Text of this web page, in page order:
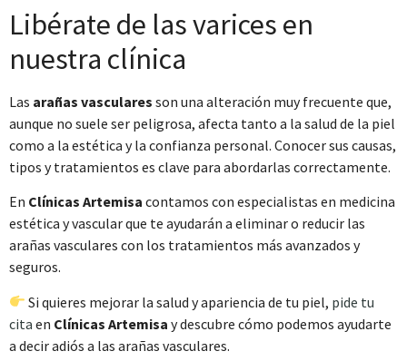
Preferencias
Estadística
Marketing
Permitir todas
Denegar
Libérate de las varices en
nuestra clínica
Las arañas vasculares son una alteración muy frecuente que,
aunque no suele ser peligrosa, afecta tanto a la salud de la piel
como a la estética y la confianza personal. Conocer sus causas,
tipos y tratamientos es clave para abordarlas correctamente.
En Clínicas Artemisa contamos con especialistas en medicina
estética y vascular que te ayudarán a eliminar o reducir las
arañas vasculares con los tratamientos más avanzados y
seguros.
Si quieres mejorar la salud y apariencia de tu piel, pide tu
cita en Clínicas Artemisa y descubre cómo podemos ayudarte
a decir adiós a las arañas vasculares.